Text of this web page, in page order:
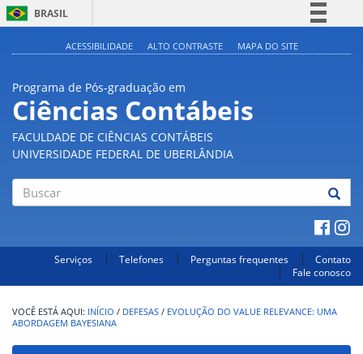
BRASIL
Acesso à informação
ACESSIBILIDADE ALTO CONTRASTE MAPA DO SITE
Programa de Pós-graduação em
Ciências Contábeis
FACULDADE DE CIÊNCIAS CONTÁBEIS
UNIVERSIDADE FEDERAL DE UBERLÂNDIA
Serviços Telefones Perguntas frequentes
Contato
Fale conosco
INÍCIO / DEFESAS / EVOLUÇÃO DO VALUE RELEVANCE: UMA
ABORDAGEM BAYESIANA